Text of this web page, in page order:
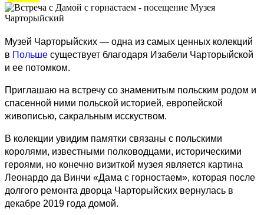
Музей Чарторыйских — одна из самых ценных колекций
в Польше существует благодаря Изабели Чарторыйской
и ее потомком.
Приглашаю на встречу со знаменитым польским родом и
спасенной ними польской историей, европейской
живописью, сакральным исскуством.
В колекции увидим памятки связаны с польскими
королями, известными полководцами, историческими
героями, но конечно визиткой музея является картина
Леонардо да Винчи «Дама с горностаем», которая после
долгого ремонта дворца Чарторыйских вернулась в
декабре 2019 года домой.